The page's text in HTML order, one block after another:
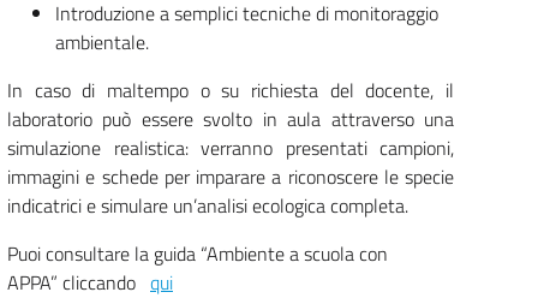
Introduzione a semplici tecniche di monitoraggio
ambientale.
In caso di maltempo o su richiesta del docente, il
laboratorio può essere svolto in aula attraverso una
simulazione realistica: verranno presentati campioni,
immagini e schede per imparare a riconoscere le specie
indicatrici e simulare un’analisi ecologica completa.
Puoi consultare la guida “Ambiente a scuola con
APPA” cliccando qui